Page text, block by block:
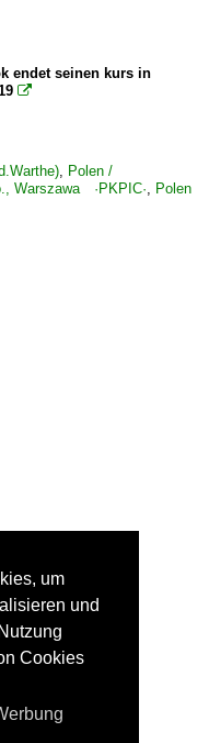
endet seinen kurs in

, Polen /
Warszawa ·PKPIC·, Polen
um
und
Cookies